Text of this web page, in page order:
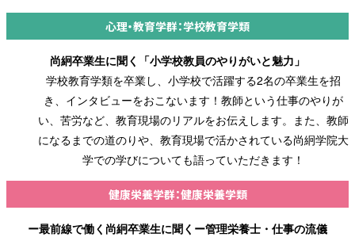
心理・教育学群：学校教育学類
尚絅卒業生に聞く「小学校教員のやりがいと魅力」
学校教育学類を卒業し、小学校で活躍する2名の卒業生を招
き、インタビューをおこないます！教師という仕事のやりが
い、苦労など、教育現場のリアルをお伝えします。また、教師
になるまでの道のりや、教育現場で活かされている尚絅学院大
学での学びについても語っていただきます！
健康栄養学群：健康栄養学類
ー最前線で働く尚絅卒業生に聞くー管理栄養士・仕事の流儀